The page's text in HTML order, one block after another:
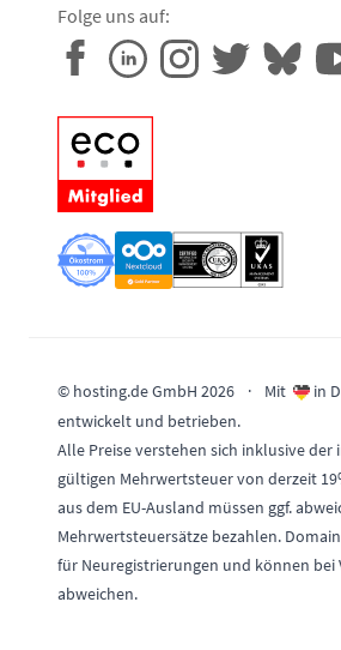
Folge uns auf:
© hosting.de GmbH 2026 · Mit
in
entwickelt und betrieben.
Alle Preise verstehen sich inklusive der
gültigen Mehrwertsteuer von derzeit
aus dem EU-Ausland müssen ggf.
Mehrwertsteuersätze bezahlen.
für Neuregistrierungen und können bei
abweichen.